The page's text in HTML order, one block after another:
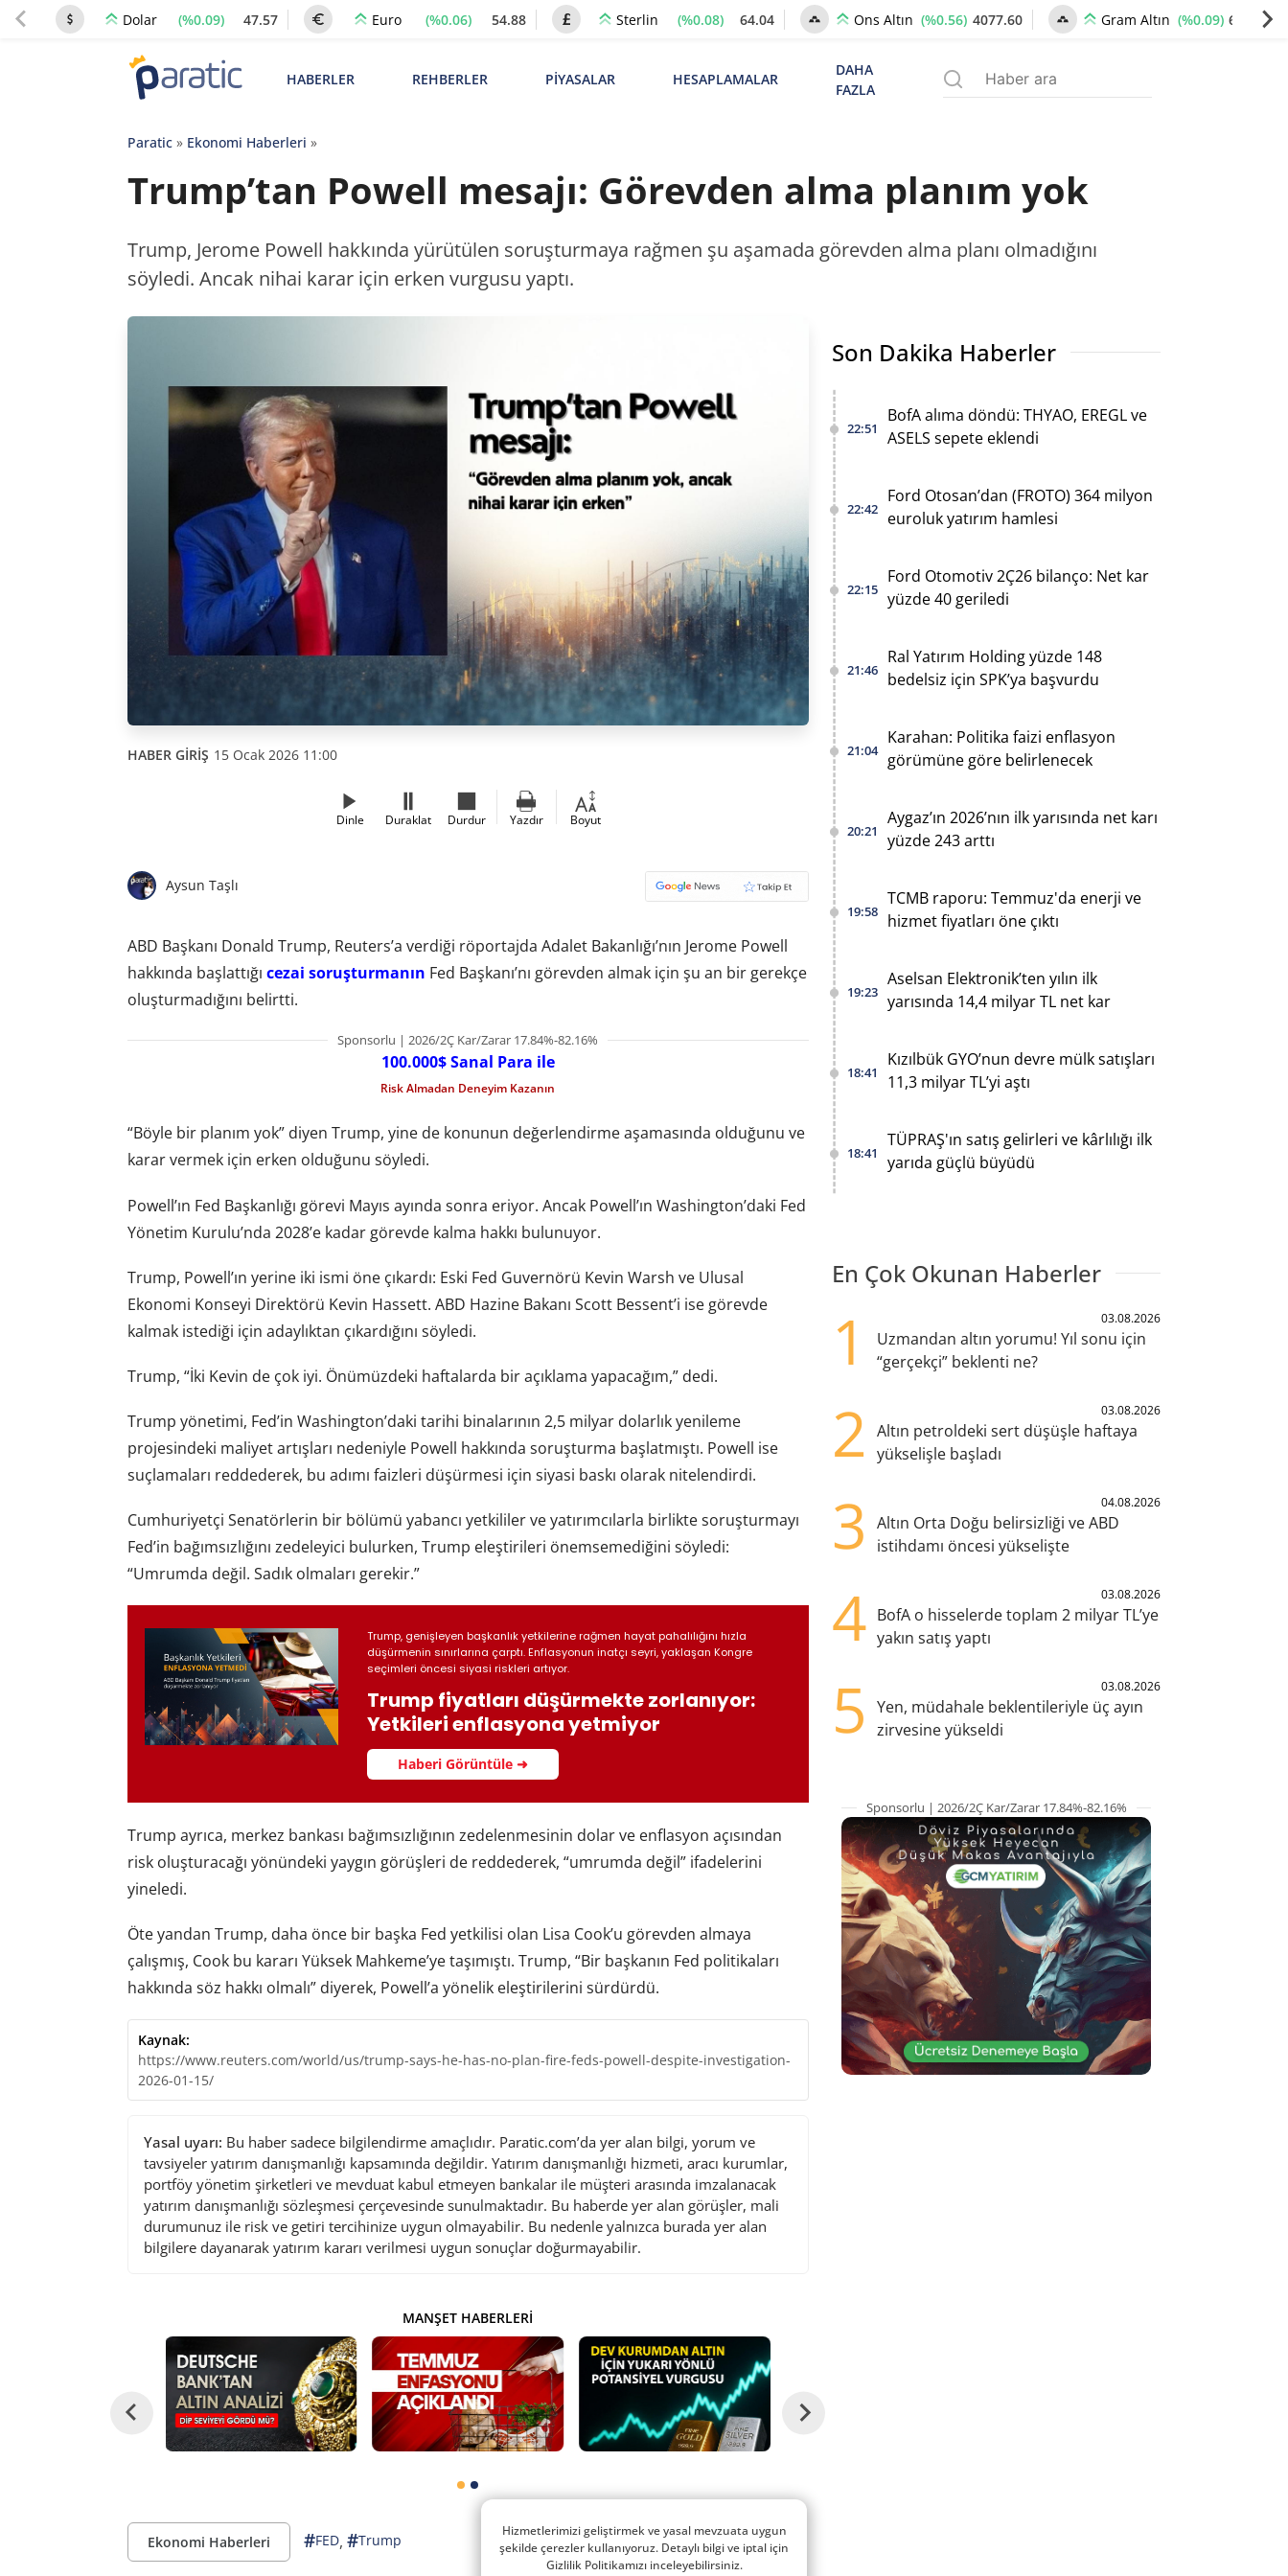
Dolar (%0.09) 47.57 Euro (%0.06) 54.88 Sterlin (%0.08) 64.04 Ons Altın (%0.56) 4077.60 Gram Altın (%0.09) 6236.79
HABERLER REHBERLER PİYASALAR HESAPLAMALAR
DAHA
FAZLA
Paratic» Ekonomi Haberleri »
Trump’tan Powell mesajı: Görevden alma planım yok
Trump, Jerome Powell hakkında yürütülen soruşturmaya rağmen şu aşamada görevden alma planı olmadığını
söyledi. Ancak nihai karar için erken vurgusu yaptı.
HABER GİRİŞ 15 Ocak 2026 11:00
Dinle Duraklat Durdur Yazdır Boyut
Aysun Taşlı
ABD Başkanı Donald Trump, Reuters’a verdiği röportajda Adalet Bakanlığı’nın Jerome Powell
hakkında başlattığı cezai soruşturmanın Fed Başkanı’nı görevden almak için şu an bir gerekçe
oluşturmadığını belirtti.
Sponsorlu | 2026/2Ç Kar/Zarar 17.84%-82.16%
100.000$ Sanal Para ile
Risk Almadan Deneyim Kazanın
“Böyle bir planım yok” diyen Trump, yine de konunun değerlendirme aşamasında olduğunu ve
karar vermek için erken olduğunu söyledi.
Powell’ın Fed Başkanlığı görevi Mayıs ayında sonra eriyor. Ancak Powell’ın Washington’daki Fed
Yönetim Kurulu’nda 2028’e kadar görevde kalma hakkı bulunuyor.
Trump, Powell’ın yerine iki ismi öne çıkardı: Eski Fed Guvernörü Kevin Warsh ve Ulusal
Ekonomi Konseyi Direktörü Kevin Hassett. ABD Hazine Bakanı Scott Bessent’i ise görevde
kalmak istediği için adaylıktan çıkardığını söyledi.
Trump, “İki Kevin de çok iyi. Önümüzdeki haftalarda bir açıklama yapacağım,” dedi.
Trump yönetimi, Fed’in Washington’daki tarihi binalarının 2,5 milyar dolarlık yenileme
projesindeki maliyet artışları nedeniyle Powell hakkında soruşturma başlatmıştı. Powell ise
suçlamaları reddederek, bu adımı faizleri düşürmesi için siyasi baskı olarak nitelendirdi.
Cumhuriyetçi Senatörlerin bir bölümü yabancı yetkililer ve yatırımcılarla birlikte soruşturmayı
Fed’in bağımsızlığını zedeleyici bulurken, Trump eleştirileri önemsemediğini söyledi:
“Umrumda değil. Sadık olmaları gerekir.”
Trump, genişleyen başkanlık yetkilerine rağmen hayat pahalılığını hızla
düşürmenin sınırlarına çarptı. Enflasyonun inatçı seyri, yaklaşan Kongre
seçimleri öncesi siyasi riskleri artıyor.
Trump fiyatları düşürmekte zorlanıyor:
Yetkileri enflasyona yetmiyor
Haberi Görüntüle ➜
Trump ayrıca, merkez bankası bağımsızlığının zedelenmesinin dolar ve enflasyon açısından
risk oluşturacağı yönündeki yaygın görüşleri de reddederek, “umrumda değil” ifadelerini
yineledi.
Öte yandan Trump, daha önce bir başka Fed yetkilisi olan Lisa Cook’u görevden almaya
çalışmış, Cook bu kararı Yüksek Mahkeme’ye taşımıştı. Trump, “Bir başkanın Fed politikaları
hakkında söz hakkı olmalı” diyerek, Powell’a yönelik eleştirilerini sürdürdü.
Kaynak:
https://www.reuters.com/world/us/trump-says-he-has-no-plan-fire-feds-powell-despite-investigation-
2026-01-15/
Yasal uyarı: Bu haber sadece bilgilendirme amaçlıdır. Paratic.com’da yer alan bilgi, yorum ve
tavsiyeler yatırım danışmanlığı kapsamında değildir. Yatırım danışmanlığı hizmeti, aracı kurumlar,
portföy yönetim şirketleri ve mevduat kabul etmeyen bankalar ile müşteri arasında imzalanacak
yatırım danışmanlığı sözleşmesi çerçevesinde sunulmaktadır. Bu haberde yer alan görüşler, mali
durumunuz ile risk ve getiri tercihinize uygun olmayabilir. Bu nedenle yalnızca burada yer alan
bilgilere dayanarak yatırım kararı verilmesi uygun sonuçlar doğurmayabilir.
MANŞET HABERLERI
Ekonomi Haberleri #FED, #Trump
Son Dakika Haberler
22:51
BofA alıma döndü: THYAO, EREGL ve
ASELS sepete eklendi
22:42
Ford Otosan’dan (FROTO) 364 milyon
euroluk yatırım hamlesi
22:15
Ford Otomotiv 2Ç26 bilanço: Net kar
yüzde 40 geriledi
21:46
Ral Yatırım Holding yüzde 148
bedelsiz için SPK’ya başvurdu
21:04
Karahan: Politika faizi enflasyon
görümüne göre belirlenecek
20:21
Aygaz’ın 2026’nın ilk yarısında net karı
yüzde 243 arttı
19:58
TCMB raporu: Temmuz'da enerji ve
hizmet fiyatları öne çıktı
19:23
Aselsan Elektronik’ten yılın ilk
yarısında 14,4 milyar TL net kar
18:41
Kızılbük GYO’nun devre mülk satışları
11,3 milyar TL’yi aştı
18:41
TÜPRAŞ'ın satış gelirleri ve kârlılığı ilk
yarıda güçlü büyüdü
En Çok Okunan Haberler
1 03.08.2026
Uzmandan altın yorumu! Yıl sonu için
“gerçekçi” beklenti ne?
2 03.08.2026
Altın petroldeki sert düşüşle haftaya
yükselişle başladı
3 04.08.2026
Altın Orta Doğu belirsizliği ve ABD
istihdamı öncesi yükselişte
4 03.08.2026
BofA o hisselerde toplam 2 milyar TL’ye
yakın satış yaptı
5 03.08.2026
Yen, müdahale beklentileriyle üç ayın
zirvesine yükseldi
Sponsorlu | 2026/2Ç Kar/Zarar 17.84%-82.16%
Hizmetlerimizi geliştirmek ve yasal mevzuata uygun
şekilde çerezler kullanıyoruz. Detaylı bilgi ve iptal için
Gizlilik Politikamızı inceleyebilirsiniz.